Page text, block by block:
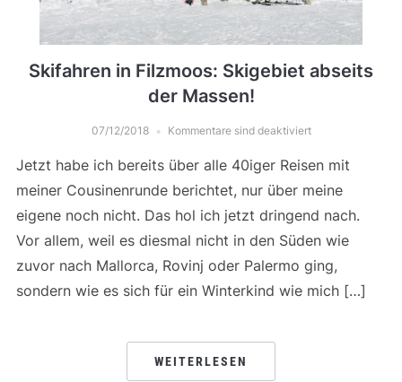
Skifahren in Filzmoos: Skigebiet abseits
der Massen!
07/12/2018 Kommentare sind deaktiviert
Jetzt habe ich bereits über alle 40iger Reisen mit
meiner Cousinenrunde berichtet, nur über meine
eigene noch nicht. Das hol ich jetzt dringend nach.
Vor allem, weil es diesmal nicht in den Süden wie
zuvor nach Mallorca, Rovinj oder Palermo ging,
sondern wie es sich für ein Winterkind wie mich […]
WEITERLESEN